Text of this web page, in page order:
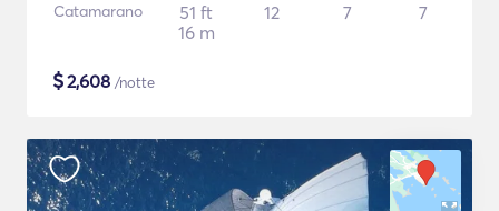
Catamarano
51 ft
16 m
12 7 7
$2,608 /notte